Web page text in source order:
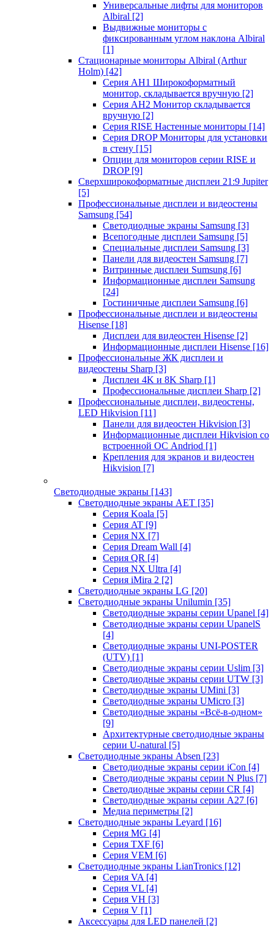
Универсальные лифты для мониторов
Albiral [2]
Выдвижные мониторы с
фиксированным углом наклона Albiral
[1]
Стационарные мониторы Albiral (Arthur
Holm) [42]
Серия AH1 Широкоформатный
монитор, складывается вручную [2]
Серия AH2 Монитор складывается
вручную [2]
Серия RISE Настенные мониторы [14]
Серия DROP Мониторы для установки
в стену [15]
Опции для мониторов серии RISE и
DROP [9]
Сверхширокоформатные дисплеи 21:9 Jupiter
[5]
Профессиональные дисплеи и видеостены
Samsung [54]
Светодиодные экраны Samsung [3]
Всепогодные дисплеи Samsung [5]
Специальные дисплеи Samsung [3]
Панели для видеостен Samsung [7]
Витринные дисплеи Sumsung [6]
Информационные дисплеи Samsung
[24]
Гостиничные дисплеи Samsung [6]
Профессиональные дисплеи и видеостены
Hisense [18]
Дисплеи для видеостен Hisense [2]
Информационные дисплеи Hisense [16]
Профессиональные ЖК дисплеи и
видеостены Sharp [3]
Дисплеи 4K и 8K Sharp [1]
Профессиональные дисплеи Sharp [2]
Профессиональные дисплеи, видеостены,
LED Hikvision [11]
Панели для видеостен Hikvision [3]
Информационные дисплеи Hikvision со
встроенной ОС Andriod [1]
Крепления для экранов и видеостен
Hikvision [7]
Светодиодные экраны [143]
Светодиодные экраны AET [35]
Cерия Koala [5]
Серия AT [9]
Серия NX [7]
Серия Dream Wall [4]
Серия QR [4]
Серия NX Ultra [4]
Серия iMira 2 [2]
Светодиодные экраны LG [20]
Светодиодные экраны Unilumin [35]
Светодиодные экраны серии Upanel [4]
Светодиодные экраны серии UpanelS
[4]
Светодиодные экраны UNI-POSTER
(UTV) [1]
Светодиодные экраны серии Uslim [3]
Светодиодные экраны серии UTW [3]
Светодиодные экраны UMini [3]
Светодиодные экраны UMicro [3]
Светодиодные экраны «Всё-в-одном»
[9]
Архитектурные светодиодные экраны
серии U-natural [5]
Светодиодные экраны Absen [23]
Светодиодные экраны серии iCon [4]
Светодиодные экраны серии N Plus [7]
Светодиодные экраны серии CR [4]
Светодиодные экраны серии А27 [6]
Медиа периметры [2]
Светодиодные экраны Leyard [16]
Серия MG [4]
Серия TXF [6]
Серия VEM [6]
Светодиодные экраны LianTronics [12]
Серия VA [4]
Серия VL [4]
Серия VH [3]
Серия V [1]
Аксессуары для LED панелей [2]